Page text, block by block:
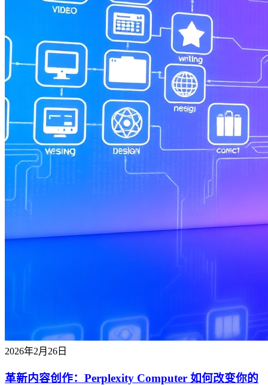
2026年2月26日
革新内容创作：Perplexity Computer 如何改变你的